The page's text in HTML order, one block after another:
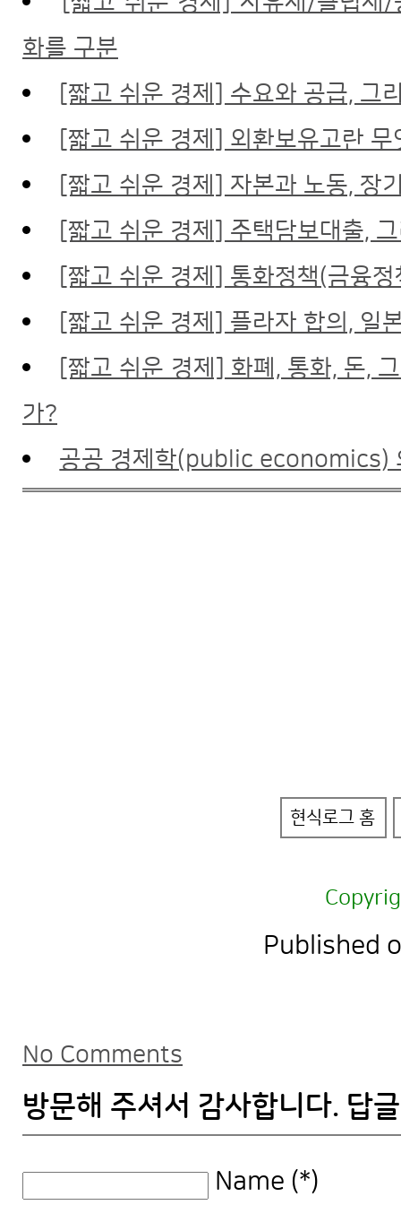
화를 구분
[짧고 쉬운 경제] 수요와 공급, 그
[짧고 쉬운 경제] 외환보유고란 무
[짧고 쉬운 경제] 자본과 노동, 장
[짧고 쉬운 경제] 주택담보대출,
[짧고 쉬운 경제] 통화정책(금융
[짧고 쉬운 경제] 플라자 합의, 일
[짧고 쉬운 경제] 화폐, 통화, 돈,
가?
공공 경제학(public economics)
현식로그 홈
Published
No Comments
방문해 주셔서 감사합니다. 답
Name (*)